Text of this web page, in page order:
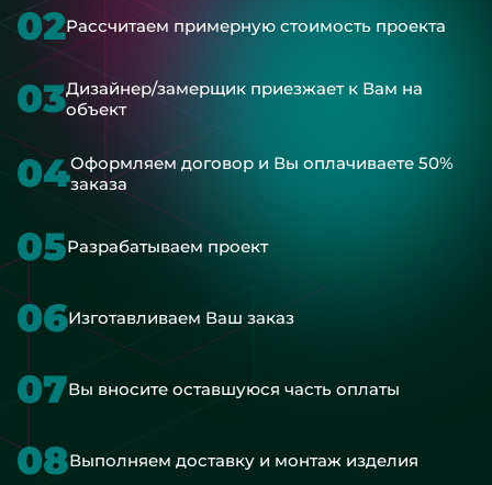
02Рассчитаем примерную стоимость проекта
03Дизайнер/замерщик приезжает к Вам на
объект
04Оформляем договор и Вы оплачиваете 50%
заказа
05Разрабатываем проект
06Изготавливаем Ваш заказ
07Вы вносите оставшуюся часть оплаты
08Выполняем доставку и монтаж изделия